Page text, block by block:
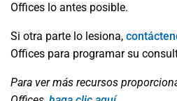
Offices lo antes posible.
Si otra parte lo lesiona,
Offices para programar su
Para ver más recursos